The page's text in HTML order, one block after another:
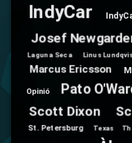
IndyCar
Josef
Laguna Seca Linus
Marcus Ericsson
Opinió Pato
Scott Dixon
St. Petersburg Texas